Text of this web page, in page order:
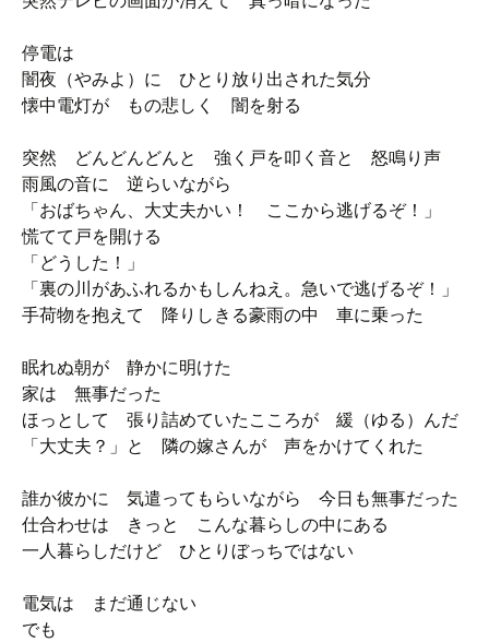
停電は
闇夜（やみよ）に ひとり放り出された気分
懐中電灯が もの悲しく 闇を射る
突然 どんどんどんと 強く戸を叩く音と 怒鳴り声
雨風の音に 逆らいながら
「おばちゃん、大丈夫かい！ ここから逃げるぞ！」
慌てて戸を開ける
「どうした！」
「裏の川があふれるかもしんねえ。急いで逃げるぞ！」
手荷物を抱えて 降りしきる豪雨の中 車に乗った
眠れぬ朝が 静かに明けた
家は 無事だった
ほっとして 張り詰めていたこころが 緩（ゆる）んだ
「大丈夫？」と 隣の嫁さんが 声をかけてくれた
誰か彼かに 気遣ってもらいながら 今日も無事だった
仕合わせは きっと こんな暮らしの中にある
一人暮らしだけど ひとりぼっちではない
電気は まだ通じない
でも